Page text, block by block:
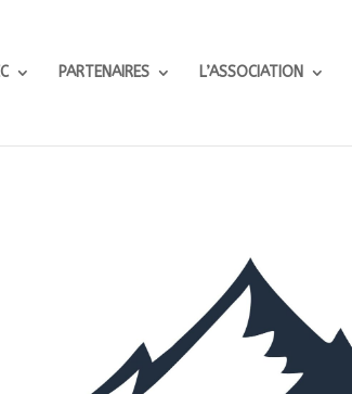
PARTENAIRES L’ASSOCIATION